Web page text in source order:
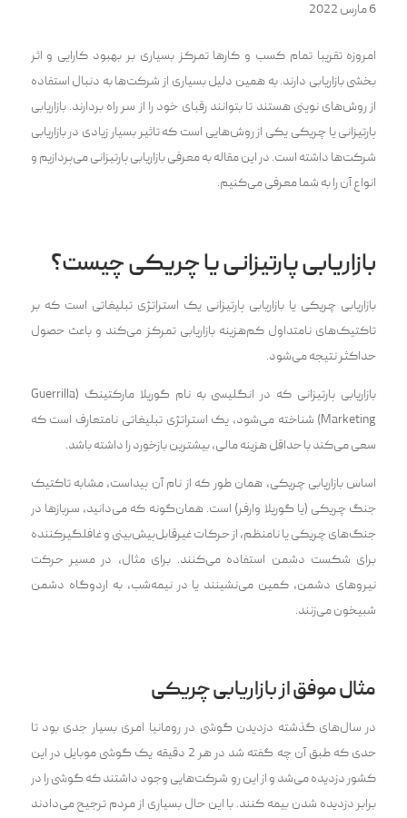
6 مارس 2022
امروزه تقریبا تمام کسب و کار‌ها تمرکز بسیاری بر بهبود کارایی و اثر
بخشی بازاریابی دارند. به همین دلیل بسیاری از شرکت‌ها به دنبال استفاده
از روش‌های نوینی هستند تا بتوانند رقبای خود را از سر راه بردارند. بازاریابی
پارتیزانی یا چریکی یکی از روش‌هایی است که تاثیر بسیار زیادی در بازاریابی
شرکت‌ها داشته است. در این مقاله به معرفی بازاریابی پارتیزانی می‌پردازیم و
انواع آن را به شما معرفی می‌کنیم.
بازاریابی پارتیزانی یا چریکی چیست؟
ب‍‌‍ازاریابی چریکی یا بازاریابی پارتیزانی یک استراتژی تبلیغاتی است که بر
تاکتیک‌های نامتداول کم‌هزینه بازاریابی تمرکز می‌کند و باعث حصول
حداکثر نتیجه می‌شود.
بازاریابی پارتیزانی که در انگلیسی به نام گوریلا مارکتینگ (Guerrilla
Marketing) شناخته می‌شود، یک استراتژی تبلیغاتی نامتعارف است که
سعی می‌کند با حداقل هزینه مالی، بیشترین بازخورد را داشته باشد.
اساس بازاریابی چریکی، همان طور که از نام آن پیداست، مشابه تاکتیک
جنگ چریکی (یا گوریلا وارفر) است. همان‌گونه که می‌دانید، سربازها در
جنگ‌های چریکی یا نامنظم، از حرکات غیرقابل‌پیش‌بینی و غافلگیرکننده
برای شکست دشمن استفاده می‌کنند. برای مثال، در مسیر حرکت
نیروهای دشمن، کمین می‌نشینند یا در نیمه‌شب، به اردوگاه دشمن
شبیخون می‌زنند.
مثال موفق از بازاریابی چریکی
در سال‌های گذشته دزدیدن گوشی در رومانیا امری بسیار جدی بود تا
حدی که طبق آن چه گفته شد در هر 2 دقیقه یک گوشی موبایل در این
کشور دزدیده می‌شد و از این رو شرکت‌هایی وجود داشتند که گوشی را در
برابر دزدیده شدن بیمه کنند. با این حال بسیاری از مردم ترجیح می‌دادند